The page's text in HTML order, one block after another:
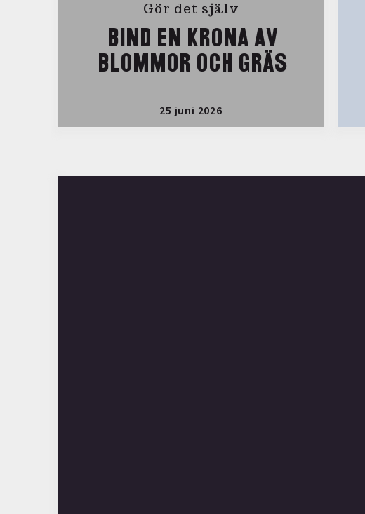
Gör det själv
BIND EN KRONA AV
BLOMMOR OCH GRÄS
25 juni 2026